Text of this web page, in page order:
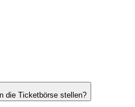
die Ticketbörse stellen?